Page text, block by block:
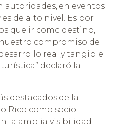
autoridades, en eventos
de alto nivel. Es por
que ir como destino,
compromiso de
real y tangible
declaró la
destacados de la
Rico como socio
la amplia visibilidad